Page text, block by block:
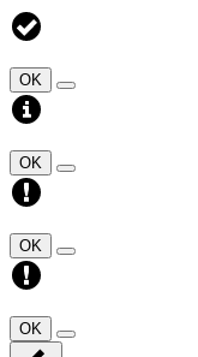
OK
OK
OK
OK